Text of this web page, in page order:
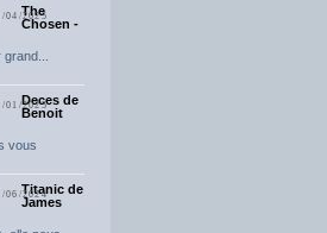
04/2025
The
Chosen -
01/2025
Deces de
Benoit
vous
06/2024
Titanic de
James